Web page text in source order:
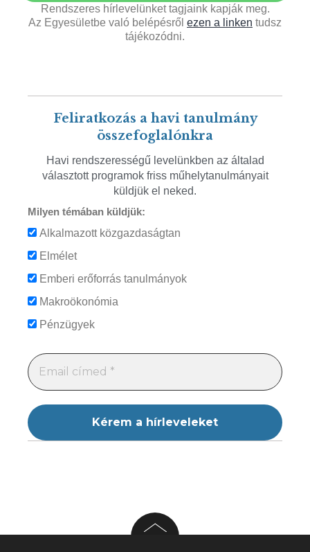
Rendszeres hírlevelünket tagjaink kapják meg.
Az Egyesületbe való belépésről ezen a linken tudsz
tájékozódni.
Feliratkozás a havi tanulmány
összefoglalónkra
Havi rendszerességű levelünkben az általad
választott programok friss műhelytanulmányait
küldjük el neked.
Milyen témában küldjük:
Alkalmazott közgazdaságtan
Elmélet
Emberi erőforrás tanulmányok
Makroökonómia
Pénzügyek